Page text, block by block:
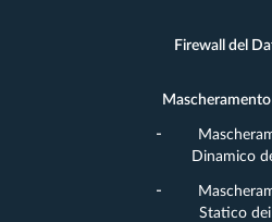
Firewall del
Dinamico
Statico